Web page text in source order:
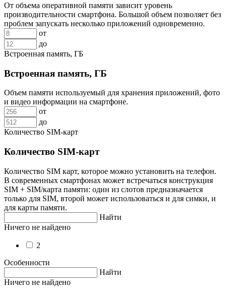
От объема оперативной памяти зависит уровень
производительности смартфона. Большой объем позволяет без
проблем запускать несколько приложений одновременно.
от
до
Встроенная память, ГБ
Встроенная память, ГБ
Объем памяти используемый для хранения приложений, фото
и видео информации на смартфоне.
от
до
Количество SIM-карт
Количество SIM-карт
Количество SIM карт, которое можно установить на телефон.
В современных смартфонах может встречаться конструкция
SIM + SIM/карта памяти: один из слотов предназначается
только для SIM, второй может использоваться и для симки, и
для карты памяти.
Найти
Ничего не найдено
2
Особенности
Найти
Ничего не найдено